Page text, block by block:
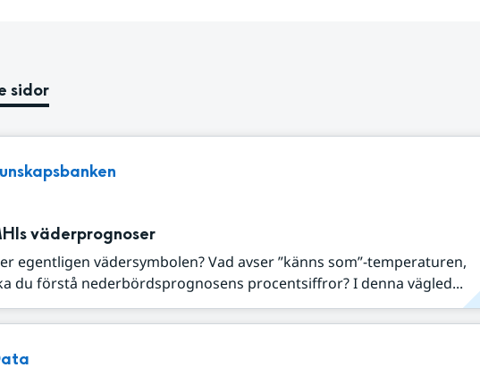
sidor
väderprognoser
egentligen vädersymbolen? Vad avser ”känns som”-temperaturen,
du förstå nederbördsprognosens procentsiffror? I denna vägled...